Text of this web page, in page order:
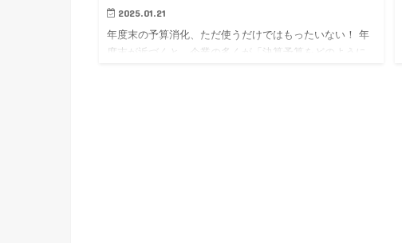
2025.01.21
年度末の予算消化、ただ使うだけではもったいない！ 年
度末が近づくと、企業の多くが「決算予算をどのように